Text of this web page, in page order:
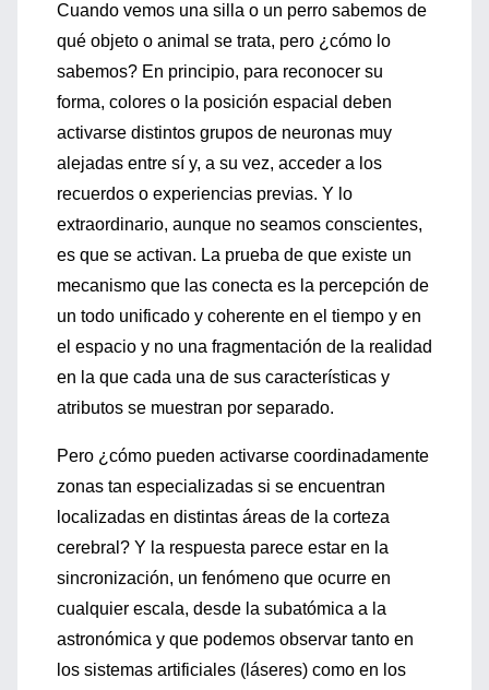
Cuando vemos una silla o un perro sabemos de
qué objeto o animal se trata, pero ¿cómo lo
sabemos? En principio, para reconocer su
forma, colores o la posición espacial deben
activarse distintos grupos de neuronas muy
alejadas entre sí y, a su vez, acceder a los
recuerdos o experiencias previas. Y lo
extraordinario, aunque no seamos conscientes,
es que se activan. La prueba de que existe un
mecanismo que las conecta es la percepción de
un todo unificado y coherente en el tiempo y en
el espacio y no una fragmentación de la realidad
en la que cada una de sus características y
atributos se muestran por separado.
Pero ¿cómo pueden activarse coordinadamente
zonas tan especializadas si se encuentran
localizadas en distintas áreas de la corteza
cerebral? Y la respuesta parece estar en la
sincronización, un fenómeno que ocurre en
cualquier escala, desde la subatómica a la
astronómica y que podemos observar tanto en
los sistemas artificiales (láseres) como en los